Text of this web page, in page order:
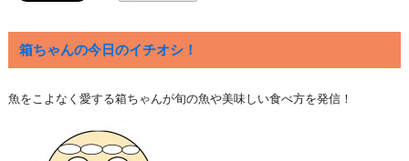
箱ちゃんの今日のイチオシ！
魚をこよなく愛する箱ちゃんが旬の魚や美味しい食べ方を発信！